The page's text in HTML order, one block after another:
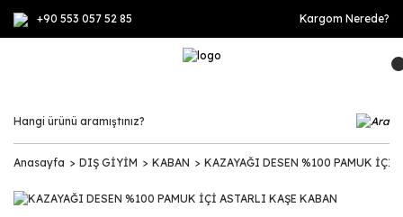
+90 553 057 52 85 Kargom Nerede?
Anasayfa DIŞ GİYİM KABAN KAZAYAĞI DESEN %100 PAMUK İÇİ